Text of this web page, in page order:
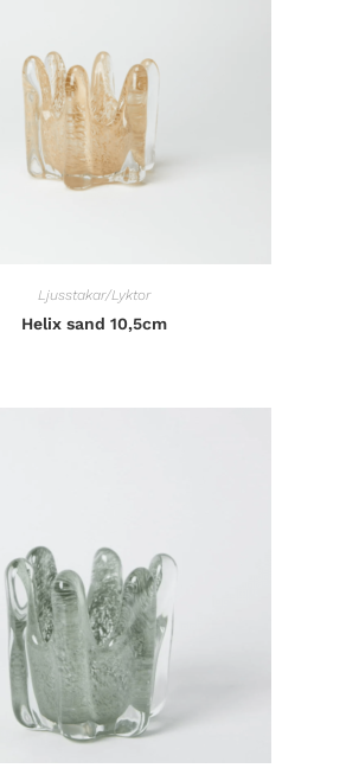
Ljusstakar/Lyktor
Helix sand 10,5cm